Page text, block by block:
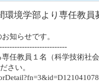
環境学部より専任教
知らせです。
任教員１名（科学技術社
さい。